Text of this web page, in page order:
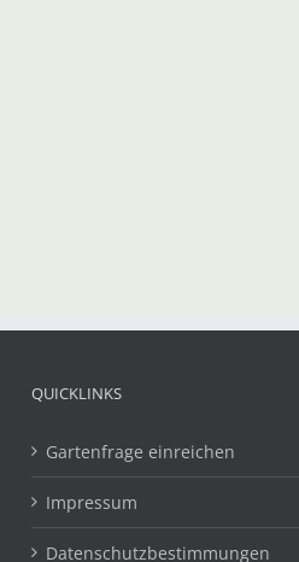
QUICKLINKS
Gartenfrage einreichen
Impressum
Datenschutzbestimmungen